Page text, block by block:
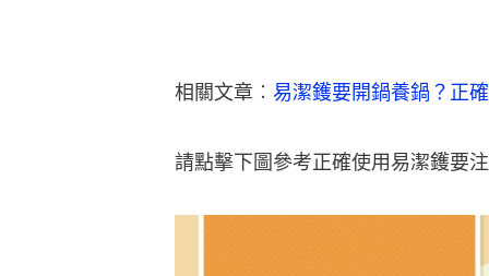
相關文章︰ 易潔鑊要開鍋養鍋？正
請點擊下圖參考正確使用易潔鑊要